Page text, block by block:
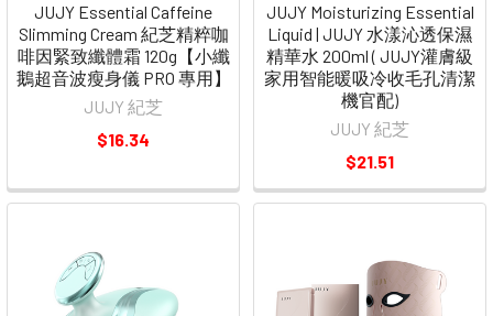
JUJY Essential Caffeine
Slimming Cream 紀芝精粹咖
啡因緊致纖體霜 120g【小纖
鵝超音波瘦身儀 PRO 專用】
JUJY 紀芝
$16.34
JUJY Moisturizing Essential
Liquid | JUJY 水漾沁透保濕
精華水 200ml ( JUJY灌膚級
家用智能暖吸冷收毛孔清潔
機官配)
JUJY 紀芝
$21.51